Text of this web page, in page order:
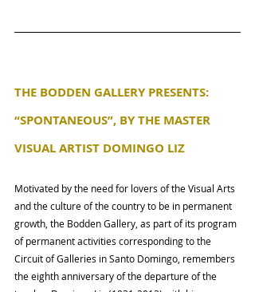
THE BODDEN GALLERY PRESENTS:
“SPONTANEOUS”, BY THE MASTER
VISUAL ARTIST DOMINGO LIZ
Motivated by the need for lovers of the Visual Arts
and the culture of the country to be in permanent
growth, the Bodden Gallery, as part of its program
of permanent activities corresponding to the
Circuit of Galleries in Santo Domingo, remembers
the eighth anniversary of the departure of the